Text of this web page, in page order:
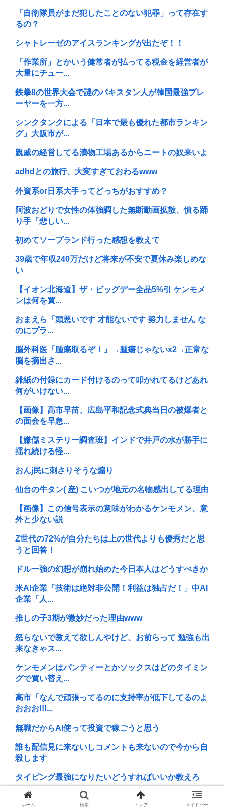
「自衛隊員がまだ犯したことのない犯罪」って存在す
るの？
シャトレーゼのアイスランキングが出たぞ！！
「作業所」とかいう健常者が払ってる税金を経営者が
大量にチュー...
鉄拳8の世界大会で謎のパキスタン人が韓国最強プレ
ーヤーを一方...
シンクタンクによる「日本で最も優れた都市ランキン
グ」大阪市が...
親戚の経営してる漬物工場あるからニートの奴来いよ
adhdとの旅行、大変すぎておわるwww
外資系or日系大手ってどっちがおすすめ？
阿波おどりで女性の体強調した無断動画拡散、憤る踊
り手「悲しい...
初めてソープランド行った感想を教えて
39歳で年収240万だけど将来が不安で夏休み楽しめな
い
【イオン北海道】ザ・ビッグデー全品5%引 ケンモメ
ンは何を買...
おまえら「頭悪いです 才能ないです 努力しません な
のにプラ...
脳外科医「腫瘍取るぞ！」→腫瘍じゃないx2→正常な
脳を摘出さ...
雑紙の付録にカード付けるのって叩かれてるけどあれ
何がいけない...
【画像】高市早苗、広島平和記念式典当日の被爆者と
の面会を早急...
【嫌儲ミステリー調査班】インドで井戸の水が勝手に
揺れ続ける怪...
おんj民に刺さりそうな煽り
仙台の牛タン( 産) こいつが地元の名物感出してる理由
【画像】この信号表示の意味がわかるケンモメン、意
外と少ない説
Z世代の72%が自分たちは上の世代よりも優秀だと思
うと回答！
ドル一強の幻想が崩れ始めた今日本人はどうすべきか
米AI企業「技術は絶対非公開！利益は独占だ！」中AI
企業「人...
推しの子3期が微妙だった理由www
怒らないで教えて欲しんやけど、お前らって 勉強も出
来なきゃス...
ケンモメンはパンティーとかソックスはどのタイミン
グで買い替え...
高市「なんで頑張ってるのに支持率が低下してるのよ
おおお!!!...
無職だからAI使って投資で稼ごうと思う
誰も配信見に来ないしコメントも来ないので今から自
殺します
タイピング最強になりたいどうすればいいか教えろ
引きこもりぼく、昨日はこんだけ歩いたよ
ホーム 検索 トップ サイドバー